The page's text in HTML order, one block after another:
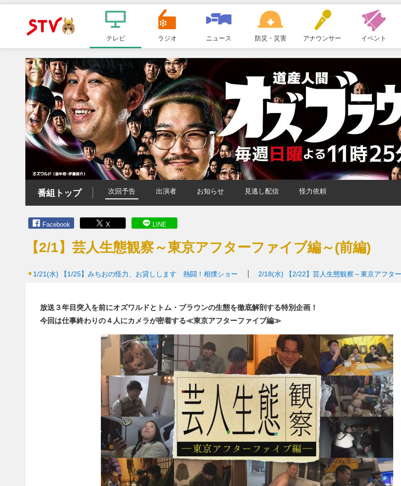
ＳＴＶ札
幌テレビ
ュ
ー
テレビ ラジオ ニュース 防災・災害 アナウンサー イベント
番組トップ 次回予告 出演者 お知らせ 見逃し配信 怪力依頼
Facebook X LINE
【2/1】芸人生態観察～東京アフターファイブ編～(前編)
1/21(水) 【1/25】みちおの怪力、お貸しします 熱闘！相撲ショー 2/18(水) 【2/22】芸人生態観察～東京アフタ
放送３年目突入を前にオズワルドとトム・ブラウンの生態を徹底解剖する特別企画！
今回は仕事終わりの４人にカメラが密着する≪東京アフターファイブ編≫